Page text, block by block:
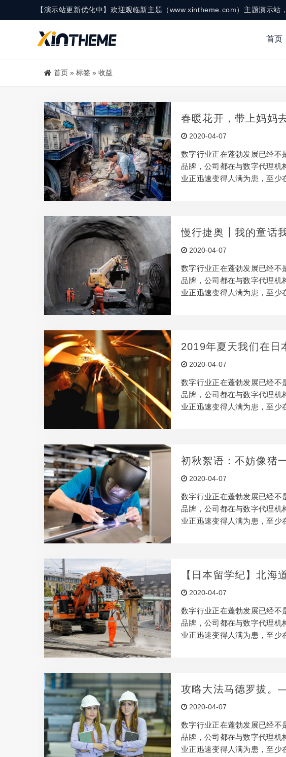
【演示站更新优化中】欢迎观临新主题（www.xintheme.com）主题演示站
首页
首页 » 标签 » 收益
春暖花开，带上妈妈
2020-04-07
数字行业正在蓬勃发展已经不
品牌，公司都在与数字代理机
业正迅速变得人满为患，至少
on应用程序开发中获得的经验
为何值得。 为什么要整合辅
算和时间表的约束范围内发挥
慢行捷奥┃我的童话
2020-04-07
数字行业正在蓬勃发展已经不
品牌，公司都在与数字代理机
业正迅速变得人满为患，至少
何使辅助项目正常工作以及它
数客户机构中，在客户摘要
的做法。但是，将研发投资作
2019年夏天我们在日
2020-04-07
数字行业正在蓬勃发展已经不
品牌，公司都在与数字代理机
业正迅速变得人满为患，至少
何使辅助项目正常工作以及它
数客户机构中，在客户摘要，
的做法。但是，将研发投资作
初秋絮语：不妨像猪
2020-04-07
数字行业正在蓬勃发展已经不
品牌，公司都在与数字代理机
业正迅速变得人满为患，至少
何使辅助项目正常工作以及
数客户机构中，在客户摘要
的做法。但是，将研发投资作
【日本留学纪】北海
2020-04-07
数字行业正在蓬勃发展已经不
品牌，公司都在与数字代理机
业正迅速变得人满为患，至少
何使辅助项目正常工作以及它
数客户机构中，在客户摘要，
的做法。但是，将研发投资作
攻略大法马德罗拔。
2020-04-07
数字行业正在蓬勃发展已经不
品牌，公司都在与数字代理机
业正迅速变得人满为患，至少